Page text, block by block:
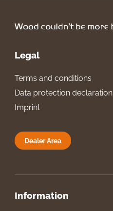
Legal
Terms and conditions
Data protection declaration
Imprint
Dealer Area
Information